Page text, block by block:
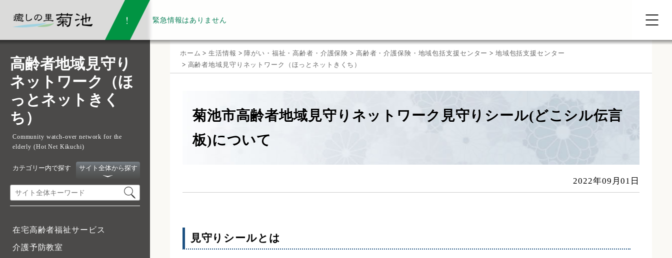
緊急情報はありません
高齢者地域見守り
ネットワーク（ほ
っとネットきく
ち）
Community watch-over network for the
elderly (Hot Net Kikuchi)
カテゴリー内で探す サイト全体から探す
在宅高齢者福祉サービス
介護予防教室
ホーム >生活情報 > 障がい・福祉・高齢者・介護保険 > 高齢者・介護保険・地域包括支援センター > 地域包括支援センター
> 高齢者地域見守りネットワーク（ほっとネットきくち）
菊池市高齢者地域見守りネットワーク見守りシール(どこシル伝言
板)について
2022年09月01日
見守りシールとは